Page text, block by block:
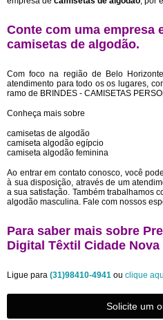
Conte com uma empresa
camisetas de algodão.
Com foco na região de Belo
atendimento para todo os os lugares,
ramo de BRINDES - CAMISETAS
Conheça mais sobre
camisetas de algodão
camiseta algodão egípcio
camiseta algodão feminina
Ao entrar em contato conosco, você
à sua disposição, através de um
a sua satisfação. Também trabalhamos
algodão masculina. Fale com nossos
Para saber mais sobre
Digital Têxtil Cidade Nova
Ligue para (31)98410-4941 ou clique
Solicite um